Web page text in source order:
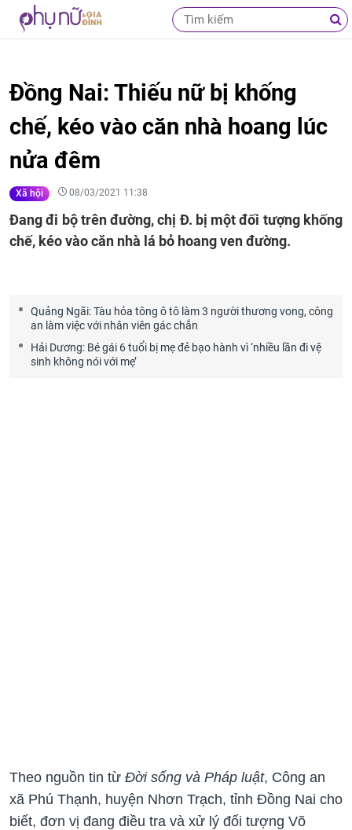
Đồng Nai: Thiếu nữ bị khống
chế, kéo vào căn nhà hoang lúc
nửa đêm
Xã hội 08/03/2021 11:38
Đang đi bộ trên đường, chị Đ. bị một đối tượng khống
chế, kéo vào căn nhà lá bỏ hoang ven đường.
Quảng Ngãi: Tàu hỏa tông ô tô làm 3 người thương vong, công
an làm việc với nhân viên gác chắn
Hải Dương: Bé gái 6 tuổi bị mẹ đẻ bạo hành vì ‘nhiều lần đi vệ
sinh không nói với mẹ’
Theo nguồn tin từ Đời sống và Pháp luật, Công an
xã Phú Thạnh, huyện Nhơn Trạch, tỉnh Đồng Nai cho
biết, đơn vị đang điều tra và xử lý đối tượng Võ